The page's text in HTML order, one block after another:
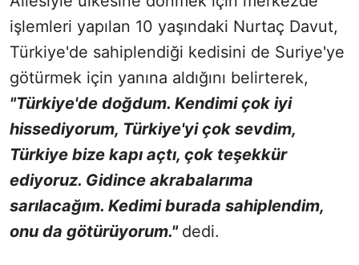
işlemleri yapılan 10 yaşındaki Nurtaç Davut,
Türkiye'de sahiplendiği kedisini de Suriye'ye
götürmek için yanına aldığını belirterek,
"Türkiye'de doğdum. Kendimi çok iyi
hissediyorum, Türkiye'yi çok sevdim,
Türkiye bize kapı açtı, çok teşekkür
ediyoruz. Gidince akrabalarıma
sarılacağım. Kedimi burada sahiplendim,
onu da götürüyorum." dedi.